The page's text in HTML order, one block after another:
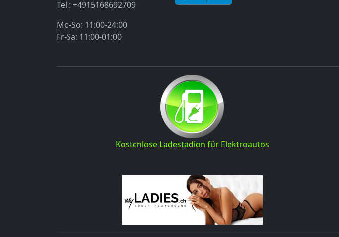
Tel.: +4915168692709
Mo-So: 11:00-24:00
Fr-Sa: 11:00-01:00
Kostenlose Ladestadion für Elektroautos